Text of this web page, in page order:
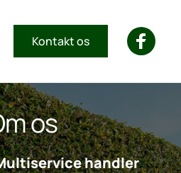
Kontakt os
os
handler